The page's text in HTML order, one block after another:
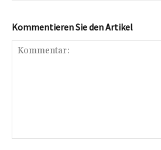
Kommentieren Sie den Artikel